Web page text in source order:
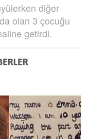
diğer
olan 3 çocuğu
getirdi.